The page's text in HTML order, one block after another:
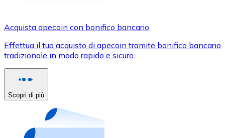
Usa le carte Visa e Mastercard per acquistare
Acquista con carta
Acquista gift card dei tuoi marchi preferiti con
Acquista apecoin con bonifico bancario
Effettua il tuo acquisto di apecoin tramite bonifico bancario
tradizionale in modo rapido e sicuro.
Scopri di più